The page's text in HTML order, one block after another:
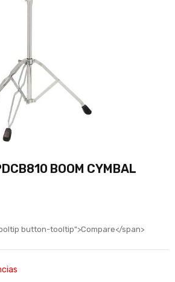
BOOM CYMBAL
button-tooltip">Compare</span>